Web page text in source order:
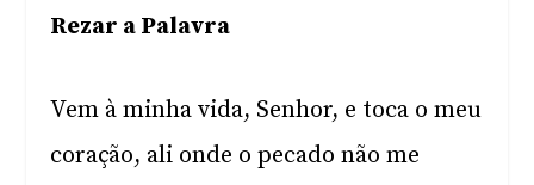
Rezar a Palavra
Vem à minha vida, Senhor, e toca o meu
coração, ali onde o pecado não me